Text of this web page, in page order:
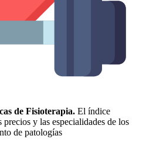
de Fisioterapia. El índice
y las especialidades de los
de patologías